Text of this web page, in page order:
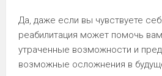
Да, даже если вы чувствуете
реабилитация может помочь
утраченные возможности и
возможные осложнения в